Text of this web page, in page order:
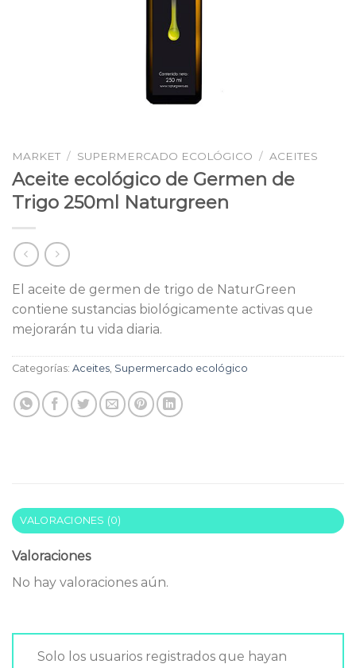
MARKET / SUPERMERCADO ECOLÓGICO / ACEITES
Aceite ecológico de Germen de
Trigo 250ml Naturgreen
El aceite de germen de trigo de NaturGreen
contiene sustancias biológicamente activas que
mejorarán tu vida diaria.
Categorías: Aceites, Supermercado ecológico
VALORACIONES (0)
Valoraciones
No hay valoraciones aún.
Solo los usuarios registrados que hayan